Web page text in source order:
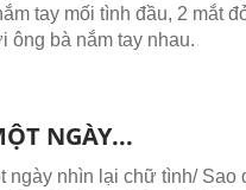
tay mối tình đầu, 2 mắt
ông bà nắm tay nhau.
NGÀY...
ngày nhìn lại chữ tình/